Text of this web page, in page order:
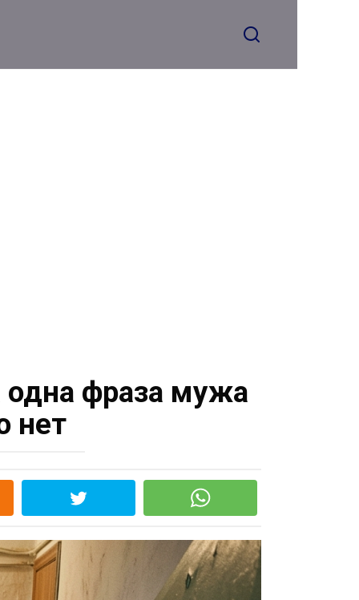
одна фраза мужа
нет